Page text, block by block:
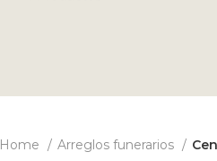
Home Arreglos funerarios